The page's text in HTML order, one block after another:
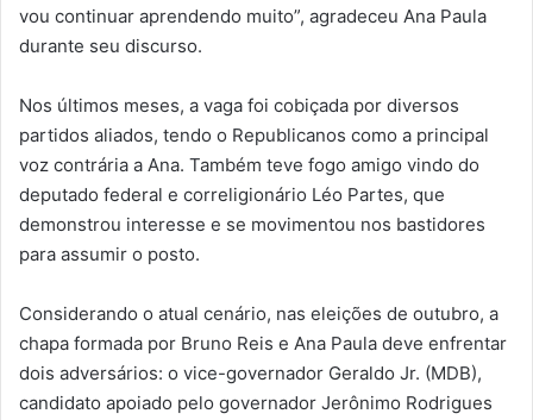
vou continuar aprendendo muito”, agradeceu Ana Paula
durante seu discurso.
Nos últimos meses, a vaga foi cobiçada por diversos
partidos aliados, tendo o Republicanos como a principal
voz contrária a Ana. Também teve fogo amigo vindo do
deputado federal e correligionário Léo Partes, que
demonstrou interesse e se movimentou nos bastidores
para assumir o posto.
Considerando o atual cenário, nas eleições de outubro, a
chapa formada por Bruno Reis e Ana Paula deve enfrentar
dois adversários: o vice-governador Geraldo Jr. (MDB),
candidato apoiado pelo governador Jerônimo Rodrigues